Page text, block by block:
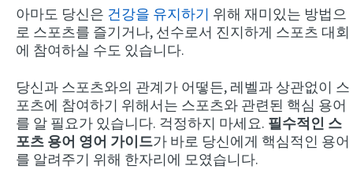
Try
아마도 당신은 건강을 유지하기 위해 재미있는 방법으
로 스포츠를 즐기거나, 선수로서 진지하게 스포츠 대회
에 참여하실 수도 있습니다.
당신과 스포츠와의 관계가 어떻든, 레벨과 상관없이 스
포츠에 참여하기 위해서는 스포츠와 관련된 핵심 용어
를 알 필요가 있습니다. 걱정하지 마세요. 필수적인 스
포츠 용어 영어 가이드가 바로 당신에게 핵심적인 용어
를 알려주기 위해 한자리에 모였습니다.